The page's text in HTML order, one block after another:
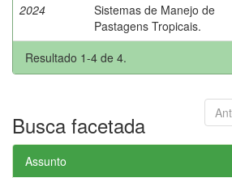
2024
Sistemas de Manejo de
Pastagens Tropicais.
Resultado 1-4 de 4.
Busca facetada
Assunto